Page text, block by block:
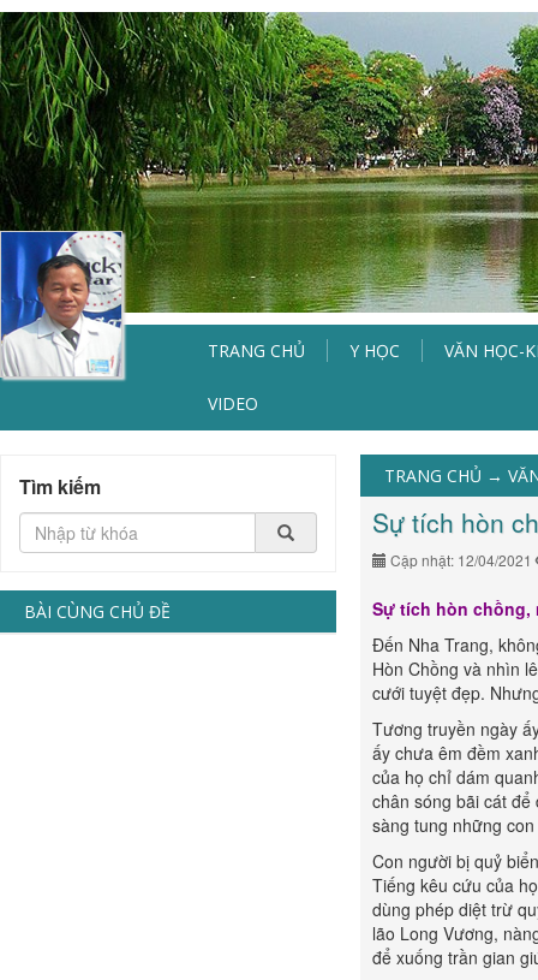
TRANG CHỦ Y HỌC VĂN HỌC-
VIDEO
TRANG CHỦ →
Sự tích hòn
Cập nhật: 12/04/2021
Sự tích hòn chồng,
Đến Nha Trang,
Hòn Chồng và nhìn
cưới tuyệt đẹp.
Tương truyền ngày
ấy chưa êm đềm
của họ chỉ dám
chân sóng bãi cát
sàng tung những
Con người bị quỷ
Tiếng kêu cứu của
dùng phép diệt trừ
lão Long Vương,
để xuống trần gian
Tìm kiếm
BÀI CÙNG CHỦ ĐỀ